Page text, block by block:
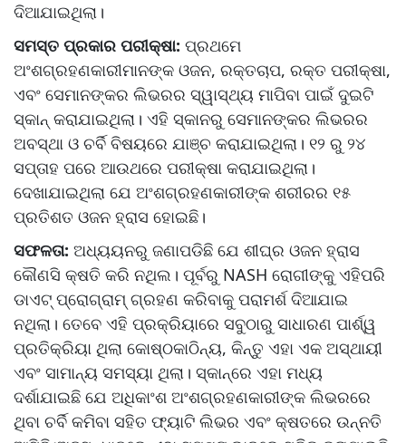
ଦିଆଯାଇଥିଲା।
ସମସ୍ତ ପ୍ରକାର ପରୀକ୍ଷା: ପ୍ରଥମେ
ଅଂଶଗ୍ରହଣକାରୀମାନଙ୍କ ଓଜନ, ରକ୍ତଚାପ, ରକ୍ତ ପରୀକ୍ଷା,
ଏବଂ ସେମାନଙ୍କର ଲିଭରର ସ୍ୱାସ୍ଥ୍ୟ ମାପିବା ପାଇଁ ଦୁଇଟି
ସ୍କାନ୍‌ କରାଯାଇଥିଲା। ଏହି ସ୍କାନରୁ ସେମାନଙ୍କର ଲିଭରର
ଅବସ୍ଥା ଓ ଚର୍ବି ବିଷୟରେ ଯାଞ୍ଚ କରାଯାଇଥିଲା। ୧୨ ରୁ ୨୪
ସପ୍ତାହ ପରେ ଆଉଥରେ ପରୀକ୍ଷା କରାଯାଇଥିଲା।
ଦେଖାଯାଇଥିଲା ଯେ ଅଂଶଗ୍ରହଣକାରୀଙ୍କ ଶରୀରର ୧୫
ପ୍ରତିଶତ ଓଜନ ହ୍ରାସ ହୋଇଛି।
ସଫଳତା: ଅଧ୍ୟୟନରୁ ଜଣାପଡିଛି ଯେ ଶୀଘ୍ର ଓଜନ ହ୍ରାସ
କୌଣସି କ୍ଷତି କରି ନଥିଲ। ପୂର୍ବରୁ NASH ରୋଗୀଙ୍କୁ ଏହିପରି
ଡାଏଟ୍ ପ୍ରୋଗ୍ରାମ୍ ଗ୍ରହଣ କରିବାକୁ ପରାମର୍ଶ ଦିଆଯାଇ
ନଥିଲା। ତେବେ ଏହି ପ୍ରକ୍ରିୟାରେ ସବୁଠାରୁ ସାଧାରଣ ପାର୍ଶ୍ୱ
ପ୍ରତିକ୍ରିୟା ଥିଲା କୋଷ୍ଠକାଠିନ୍ୟ, କିନ୍ତୁ ଏହା ଏକ ଅସ୍ଥାୟୀ
ଏବଂ ସାମାନ୍ୟ ସମସ୍ୟା ଥିଲା। ସ୍କାନ୍‌ରେ ଏହା ମଧ୍ୟ
ଦର୍ଶାଯାଇଛି ଯେ ଅଧିକାଂଶ ଅଂଶଗ୍ରହଣକାରୀଙ୍କ ଲିଭରରେ
ଥିବା ଚର୍ବି କମିବା ସହିତ ଫ୍ୟାଟି ଲିଭର ଏବଂ କ୍ଷତରେ ଉନ୍ନତି